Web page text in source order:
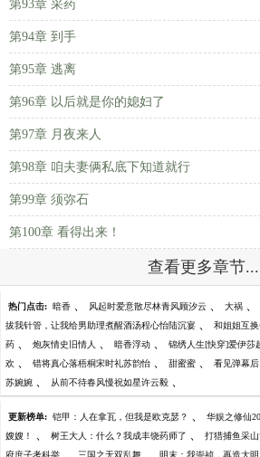
第93章 采药
第94章 到手
第95章 逃离
第96章 以后就是你的媳妇了
第97章 月夜来人
第98章 咱夫妻俩私底下知道就行
第99章 须弥石
第100章 看得出来！
查看更多章节...
热门点击: 暗香 、 风起时爱意散尽林青风顾汐云 、 大祸 、
拔我针管，让我给男助理煮醒酒汤程心怡陆沉宴 、 和姐姐互
药 、 炮灰情史旧情人 、 暗香浮动 、 锦绣人生[快穿]爱伊莎
欢 、 错将真心落梧桐宋时礼苏韵怡 、 甜蜜蜜 、 看见弹幕
苏婉婉 、 从前不待春风慢祝如星许云毅 、
更新榜单: 铠甲：人在拿瓦，但我是欧克瑟？ 、 华娱之修仙
嫂嫂！ 、 树王大人：什么？我成丰饶药师了 、 打猎捕鱼采
府庶子考科举 三国之无双乱舞 明末：我崇祯，再造大明